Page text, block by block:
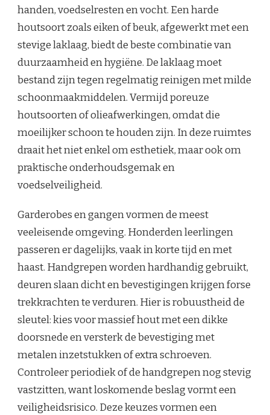
handen, voedselresten en vocht. Een harde
houtsoort zoals eiken of beuk, afgewerkt met een
stevige laklaag, biedt de beste combinatie van
duurzaamheid en hygiëne. De laklaag moet
bestand zijn tegen regelmatig reinigen met milde
schoonmaakmiddelen. Vermijd poreuze
houtsoorten of olieafwerkingen, omdat die
moeilijker schoon te houden zijn. In deze ruimtes
draait het niet enkel om esthetiek, maar ook om
praktische onderhoudsgemak en
voedselveiligheid.
Garderobes en gangen vormen de meest
veeleisende omgeving. Honderden leerlingen
passeren er dagelijks, vaak in korte tijd en met
haast. Handgrepen worden hardhandig gebruikt,
deuren slaan dicht en bevestigingen krijgen forse
trekkrachten te verduren. Hier is robuustheid de
sleutel: kies voor massief hout met een dikke
doorsnede en versterk de bevestiging met
metalen inzetstukken of extra schroeven.
Controleer periodiek of de handgrepen nog stevig
vastzitten, want loskomende beslag vormt een
veiligheidsrisico. Deze keuzes vormen een